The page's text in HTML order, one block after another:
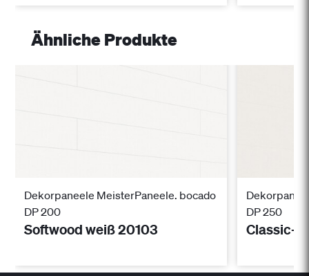
Ähnliche Produkte
Dekorpaneele MeisterPaneele. bocado
DP 200
Softwood weiß 20103
DP 250
Classic-